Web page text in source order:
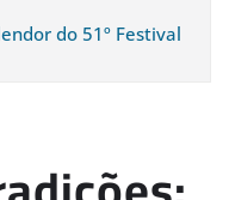
do 51º Festival